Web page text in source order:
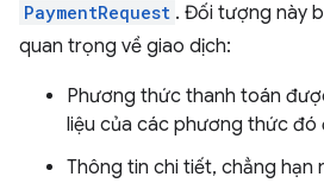
PaymentRequest . Đối tượng này
quan trọng về giao dịch:
Phương thức thanh toán
liệu của các phương thức đó
Thông tin chi tiết, chẳng hạn